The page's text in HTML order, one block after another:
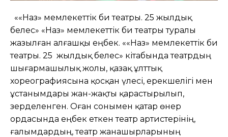
««Наз» мемлекеттік би театры. 25 жылдық
белес» «Наз» мемлекеттік би театры туралы
жазылған алғашқы еңбек. ««Наз» мемлекеттік би
театры. 25 жылдық белес» кітабында театрдың
шығармашылық жолы, қазақ ұлттық
хореографиясына қосқан үлесі, ерекшелігі мен
ұстанымдары жан-жақты қарастырылып,
зерделенген. Оған сонымен қатар өнер
ордасында еңбек еткен театр артистерінің,
ғалымдардың, театр жанашырларының